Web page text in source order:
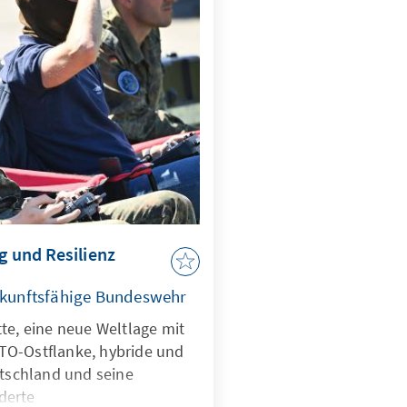
zugleich muss der Markt
zum heutigen Oligopol
und Resilienz
Bundeswehr
eine neue Weltlage mit
Ostflanke, hybride und
und seine